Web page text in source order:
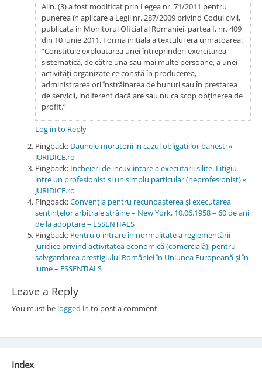
Alin. (3) a fost modificat prin Legea nr. 71/2011 pentru
punerea în aplicare a Legii nr. 287/2009 privind Codul civil,
publicata in Monitorul Oficial al Romaniei, partea I, nr. 409
din 10 iunie 2011. Forma initiala a textului era urmatoarea:
”Constituie exploatarea unei întreprinderi exercitarea
sistematică, de către una sau mai multe persoane, a unei
activităţi organizate ce constă în producerea,
administrarea ori înstrăinarea de bunuri sau în prestarea
de servicii, indiferent dacă are sau nu ca scop obţinerea de
profit.”
Log in to Reply
Pingback: Daunele moratorii in cazul obligatiilor banesti «
JURIDICE.ro
Pingback: Incheieri de incuviintare a executarii silite. Litigiu
intre un profesionist si un simplu particular (neprofesionist) «
JURIDICE.ro
Pingback:Convenția pentru recunoașterea și executarea
sentințelor arbitrale străine – New York, 10.06.1958 – 60 de ani
de la adoptare – ESSENTIALS
Pingback: Pentru o intrare în normalitate a reglementării
juridice privind activitatea economică (comercială), pentru
salvgardarea prestigiului României în Uniunea Europeană şi în
lume – ESSENTIALS
Leave a Reply
You must be logged in to post a comment.
Index